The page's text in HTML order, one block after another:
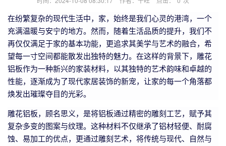
在纷繁复杂的现代生活中，家，始终是我们心灵的港湾，一个
充满温暖与安宁的地方。然而，随着生活品质的提升，我们不
再仅仅满足于家的基本功能，更追求其美学与艺术的融合，希
望每一寸空间都能散发出独特的魅力。在这样的背景下，雕花
铝板作为一种新兴的家装材料，以其独特的艺术韵味和卓越的
性能，逐渐成为了现代家居装饰的新宠，让家的每一个角落都
焕发出璀璨夺目的光彩。
雕花铝板，顾名思义，是将铝板通过精密的雕刻工艺，赋予其
复杂多变的图案与纹理。这种材料不仅继承了铝材轻便、耐腐
蚀、易加工的优点，更通过雕刻艺术，将传统与现代、自然与